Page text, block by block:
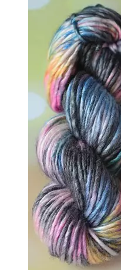
↘
↘
- Пряжа
↘
↘
↘
↘
↘
↘
- Хлопок
- Шелк+
↘
↘
- Шерсть
- Шерсть
Бобинная пряжа
- Альпака
-
-
- Пряжа с
Мастер-классы
Инструменты и
- Конусы
Одежда TieDye